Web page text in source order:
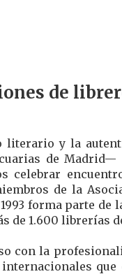
de
y la
de
celebrar
de la
1993 forma parte
de 1.600 librerías
con la
que